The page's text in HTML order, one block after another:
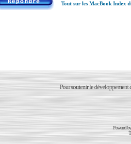
Tout sur les MacBook Index
Pour soutenir le développement
Powered